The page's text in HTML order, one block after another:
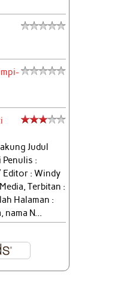
Judul
:
Editor : Windy
Terbitan :
Halaman :
nama N...